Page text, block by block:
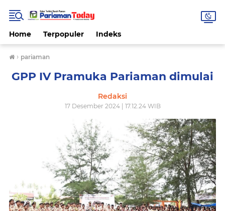
Home Terpopuler Indeks
› pariaman
GPP IV Pramuka Pariaman dimulai
Redaksi
17 Desember 2024 | 17.12.24 WIB